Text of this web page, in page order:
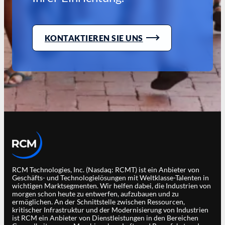
KONTAKTIEREN SIE UNS
RCM Technologies, Inc. (Nasdaq: RCMT) ist ein Anbieter von
Geschäfts- und Technologielösungen mit Weltklasse-Talenten in
wichtigen Marktsegmenten. Wir helfen dabei, die Industrien von
morgen schon heute zu entwerfen, aufzubauen und zu
ermöglichen. An der Schnittstelle zwischen Ressourcen,
kritischer Infrastruktur und der Modernisierung von Industrien
ist RCM ein Anbieter von Dienstleistungen in den Bereichen